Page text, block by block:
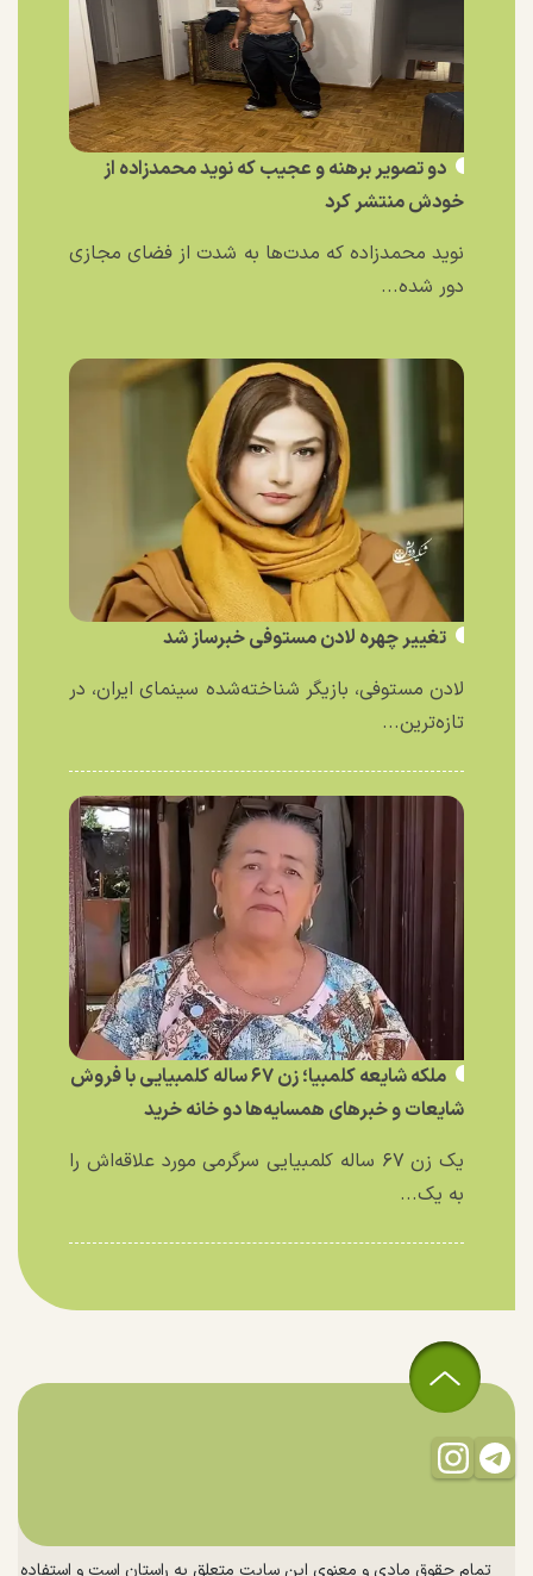
دو تصویر برهنه و عجیب که نوید محمدزاده از
خودش منتشر کرد
نوید محمدزاده که مدت‌ها به شدت از فضای مجازی
دور شده...
تغییر چهره لادن مستوفی خبرساز شد
لادن مستوفی، بازیگر شناخته‌شده سینمای ایران، در
تازه‌ترین...
ملکه شایعه کلمبیا؛ زن ۶۷ ساله کلمبیایی با فروش
شایعات و خبر‌های همسایه‌ها دو خانه خرید
یک زن ۶۷ ساله کلمبیایی سرگرمی مورد علاقه‌اش را
به یک...
تمام حقوق مادی و معنوی این سایت متعلق به راستان است و استفاده